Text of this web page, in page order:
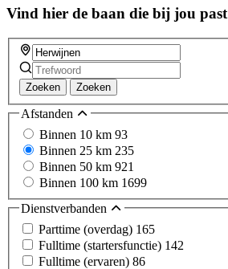
Vind hier de baan die bij jou past
Zoeken Zoeken
Afstanden
Binnen 10 km 93
Binnen 25 km 235
Binnen 50 km 921
Binnen 100 km 1699
Dienstverbanden
Parttime (overdag) 165
Fulltime (startersfunctie) 142
Fulltime (ervaren) 86